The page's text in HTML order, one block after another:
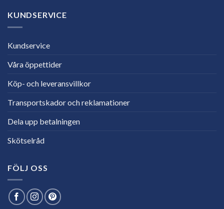
KUNDSERVICE
Kundservice
Våra öppettider
Köp- och leveransvillkor
Transportskador och reklamationer
Dela upp betalningen
Skötselråd
FÖLJ OSS